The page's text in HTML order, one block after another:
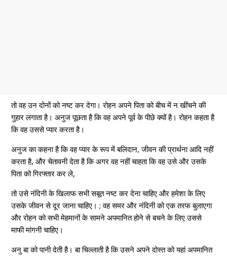
तो वह उन दोनों को नष्ट कर देगा। रोहन अपने पिता को बीच में न खींचने की
गुहार लगाता है। अनुज पूछता है कि वह अपने पूर्व के पीछे क्यों है। रोहन कहता है
कि वह उससे प्यार करता है।
अनुज का कहना है कि वह प्यार के रूप में बलिदान, जीवन की प्रार्थना आदि नहीं
करता है, और चेतावनी देता है कि अगर वह नहीं चाहता कि वह उसे और उसके
पिता को गिरफ्तार कर ले,
तो उसे नंदिनी के खिलाफ सभी सबूत नष्ट कर देना चाहिए और हमेशा के लिए
उसके जीवन से दूर जाना चाहिए। ; वह समर और नंदिनी को एक तरफ बुलाएगा
और रोहन को सभी मेहमानों के सामने अपमानित होने से बचने के लिए उससे
माफी मांगनी चाहिए।
अनु बा को पानी देती है। बा चिल्लाती है कि उसने अपने दोस्त को यहां अपमानित